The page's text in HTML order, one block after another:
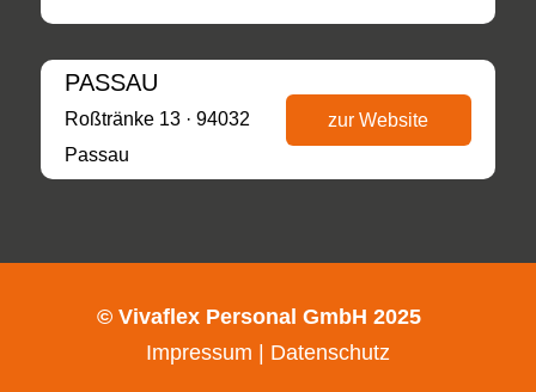
PASSAU
Roßtränke 13 · 94032
Passau
zur Website
© Vivaflex Personal GmbH 2025
Impressum
Datenschutz